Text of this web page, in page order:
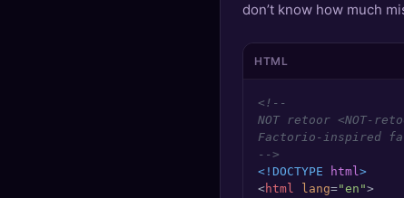
don’t know how much
HTML
<!--
NOT retoor <NOT-
Factorio-inspired
-->
<!DOCTYPE
html>
<html lang="en">